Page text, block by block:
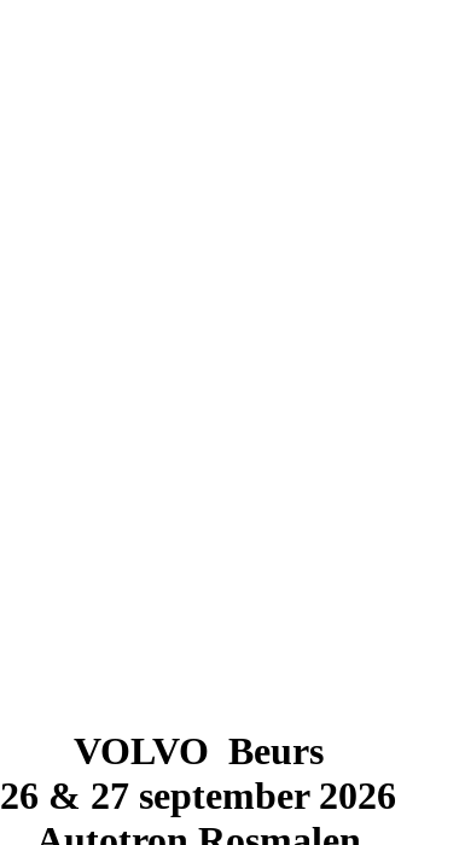
VOLVO Beurs
26 & 27 september 2026